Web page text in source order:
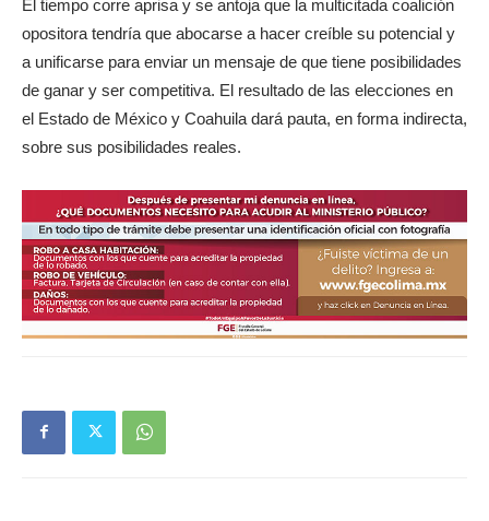
El tiempo corre aprisa y se antoja que la multicitada coalición
opositora tendría que abocarse a hacer creíble su potencial y
a unificarse para enviar un mensaje de que tiene posibilidades
de ganar y ser competitiva. El resultado de las elecciones en
el Estado de México y Coahuila dará pauta, en forma indirecta,
sobre sus posibilidades reales.